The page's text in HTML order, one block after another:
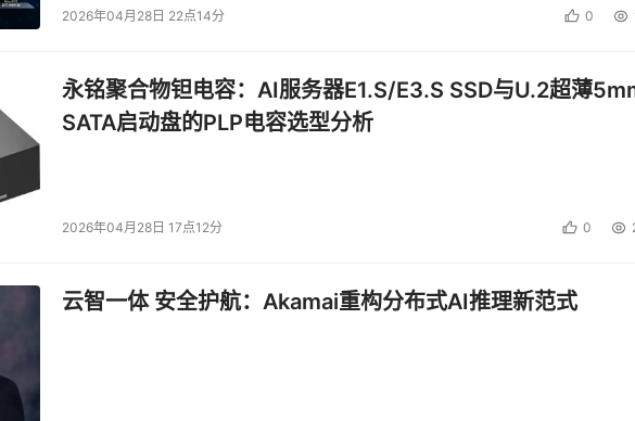
2026年04月28日 22点14分 0
永铭聚合物钽电容：AI服务器E1.S/E3.S SSD与U.2超薄
SATA启动盘的PLP电容选型分析
2026年04月28日 17点12分 0
云智一体 安全护航：Akamai重构分布式AI推理新范式